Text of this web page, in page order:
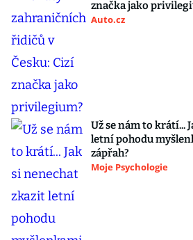
značka jako
Auto.cz
Už se nám to krátí...
letní pohodu
zápřah?
Moje Psychologie